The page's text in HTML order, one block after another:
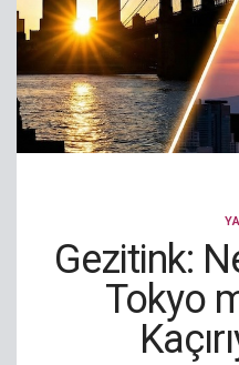
Gezitink:
Tokyo